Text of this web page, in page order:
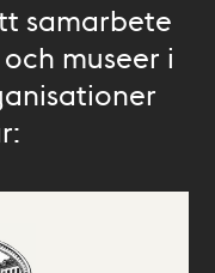
samarbete
museer i